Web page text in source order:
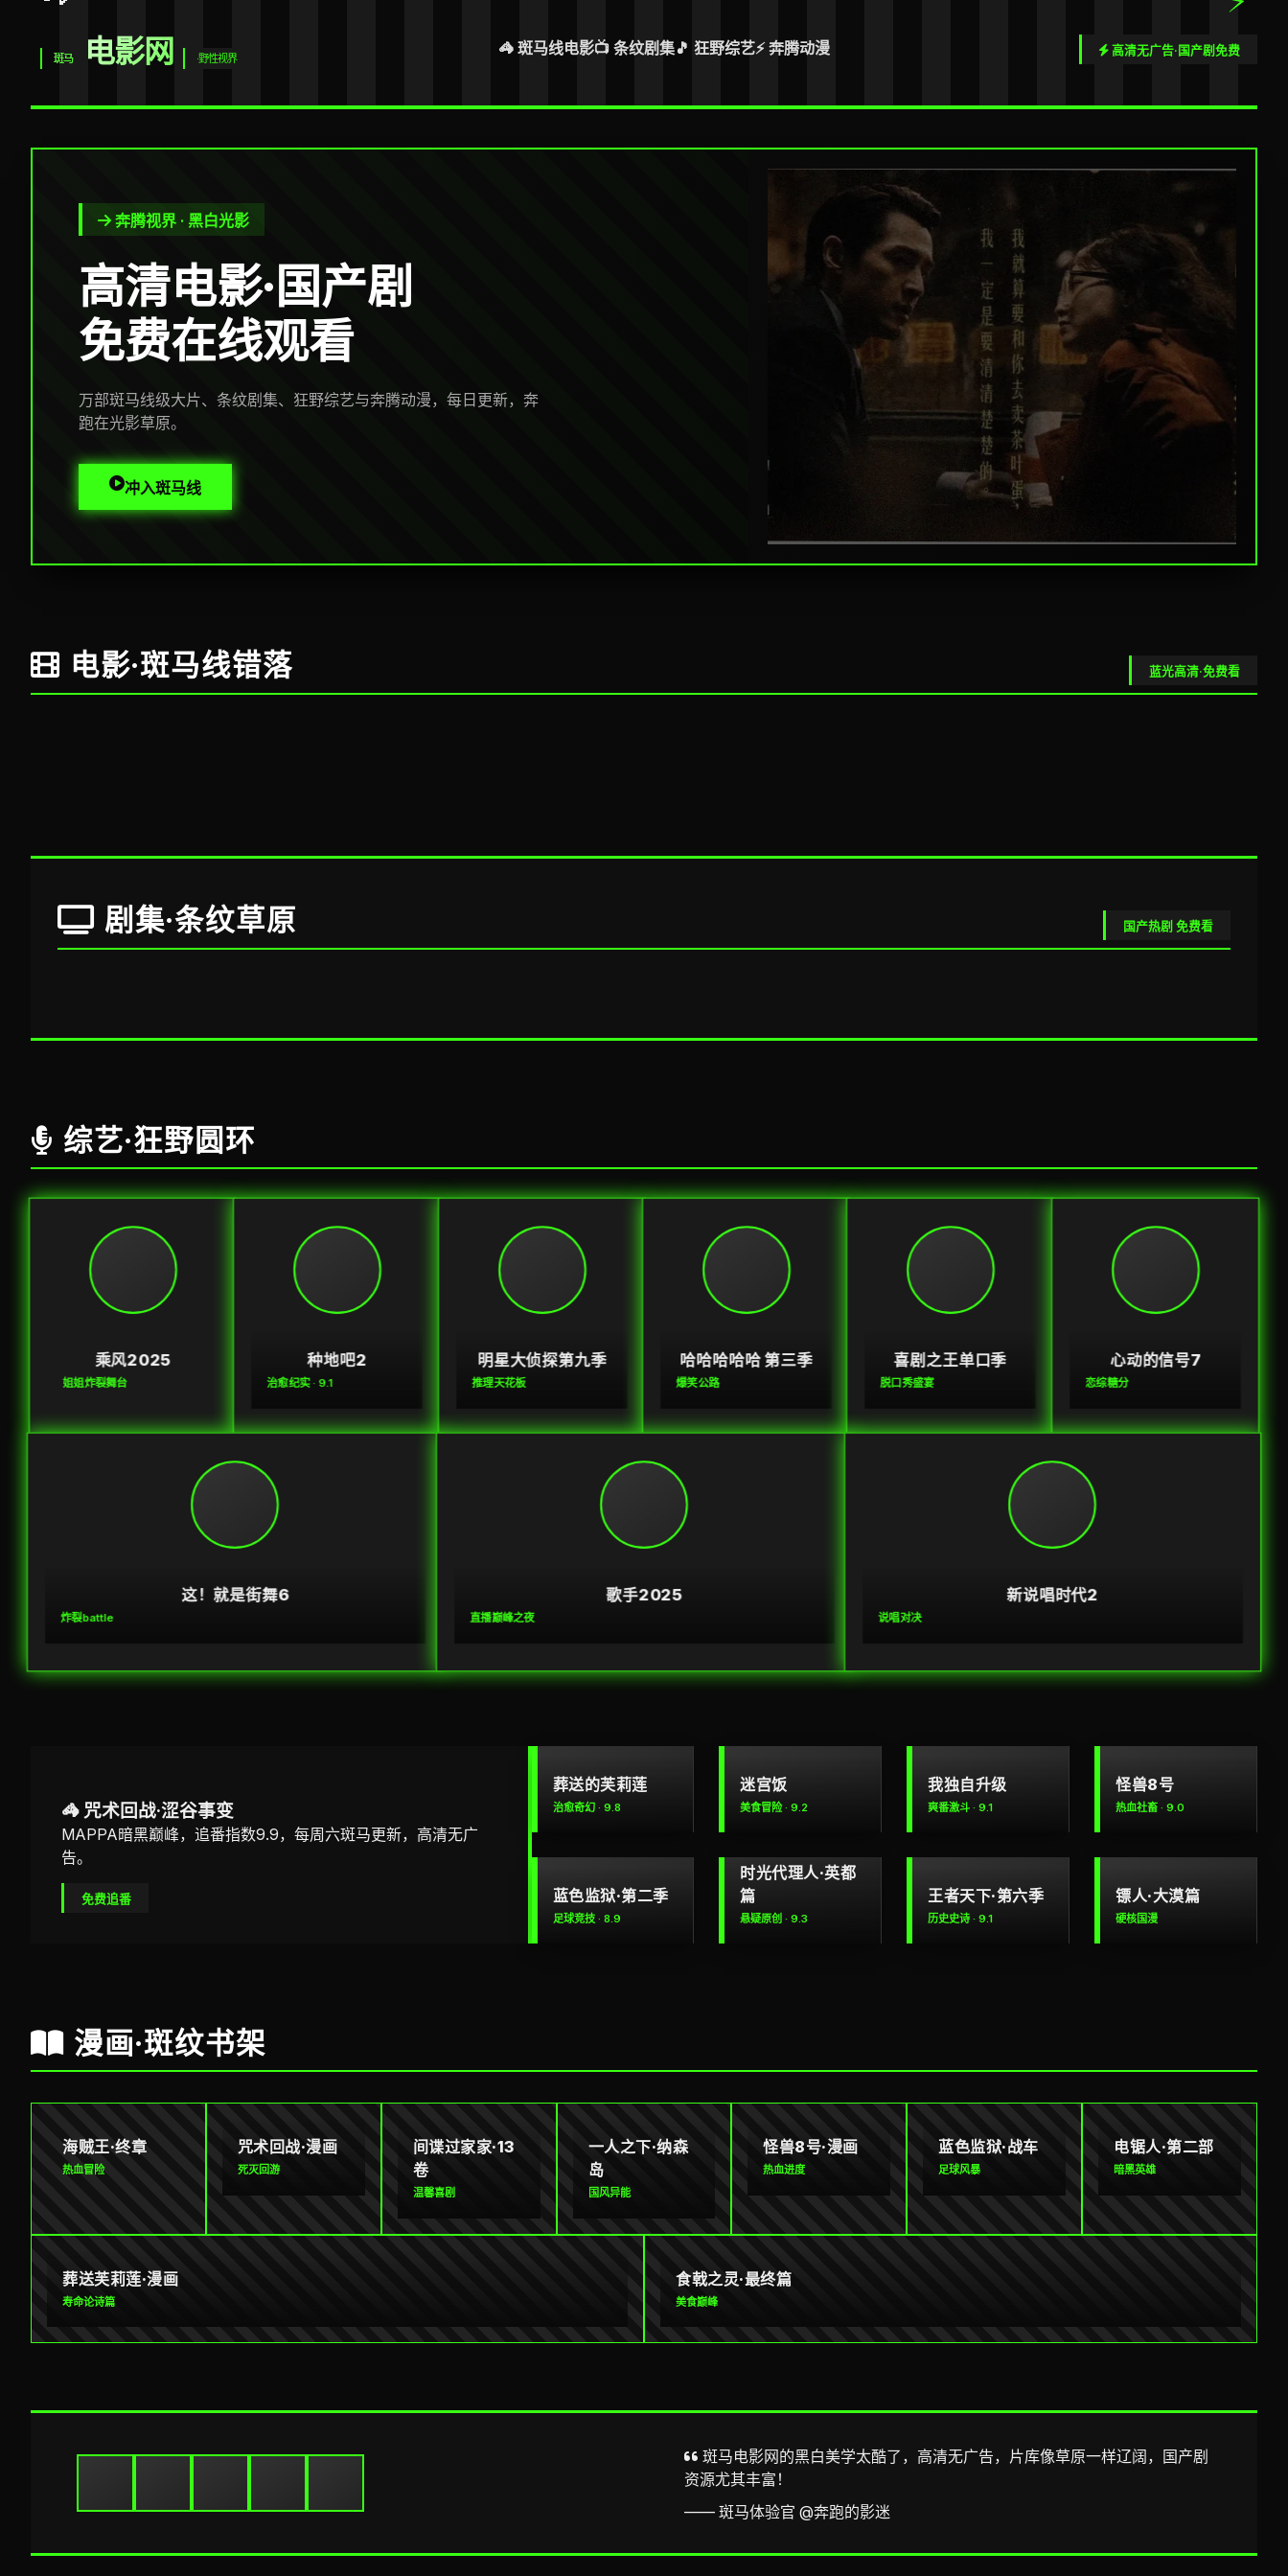
斑马 电影网 ·野性视界
🦓 斑马线电影📺 条纹剧集🎵 狂野综艺⚡ 奔腾动漫 高清无广告·国产剧免费
奔腾视界 · 黑白光影
高清电影·国产剧
免费在线观看
万部斑马线级大片、条纹剧集、狂野综艺与奔腾动漫，每日更新，奔
跑在光影草原。
冲入斑马线
电影·斑马线错落 蓝光高清·免费看
奥本海默·蓝光
沙丘：救世主
剧集·条纹草原 国产热剧 免费看
三体·黑暗森林 最后生还者
综艺·狂野圆环
乘风2025
姐姐炸裂舞台
种地吧2
治愈纪实 · 9.1
明星大侦探第九季
推理天花板
哈哈哈哈哈 第三季
爆笑公路
喜剧之王单口季
脱口秀盛宴
心动的信号7
恋综糖分
这！就是街舞6
炸裂battle
歌手2025
直播巅峰之夜
新说唱时代2
说唱对决
🦓 咒术回战·涩谷事变
MAPPA暗黑巅峰，追番指数9.9，每周六斑马更新，高清无广
告。
免费追番
葬送的芙莉莲
治愈奇幻 · 9.8
迷宫饭
美食冒险 · 9.2
我独自升级
爽番激斗 · 9.1
怪兽8号
热血社畜 · 9.0
蓝色监狱·第二季
足球竞技 · 8.9
时光代理人·英都
篇
悬疑原创 · 9.3
王者天下·第六季
历史史诗 · 9.1
镖人·大漠篇
硬核国漫
漫画·斑纹书架
海贼王·终章
热血冒险
咒术回战·漫画
死灭回游
间谍过家家·13
卷
温馨喜剧
一人之下·纳森
岛
国风异能
怪兽8号·漫画
热血进度
蓝色监狱·战车
足球风暴
电锯人·第二部
暗黑英雄
葬送芙莉莲·漫画
寿命论诗篇
食戟之灵·最终篇
美食巅峰
斑马电影网的黑白美学太酷了，高清无广告，片库像草原一样辽阔，国产剧
资源尤其丰富！
—— 斑马体验官 @奔跑的影迷